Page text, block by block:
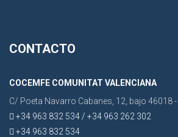
CONTACTO
COCEMFE COMUNITAT VALENCIANA
C/ Poeta Navarro Cabanes, 12, bajo 46018 -
+34 963 832 534 / +34 963 262 302
+34 963 832 534